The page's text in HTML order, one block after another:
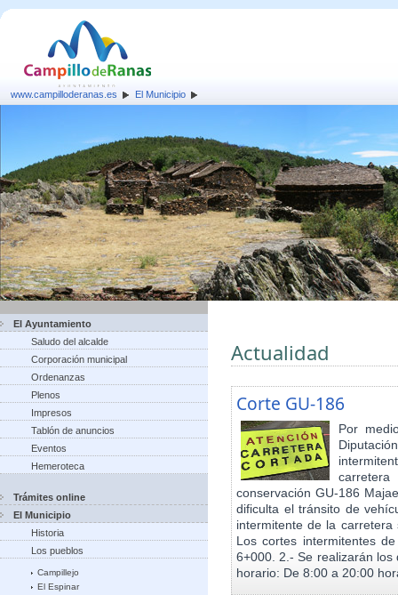
www.campilloderanas.es El Municipio
El Ayuntamiento
Saludo del alcalde
Corporación municipal
Ordenanzas
Plenos
Impresos
Tablón de anuncios
Eventos
Hemeroteca
Trámites online
El Municipio
Historia
Los pueblos
Campillejo
El Espinar
Actualidad
Corte GU-186
Por
conservación GU-186
dificulta el tránsito de
intermitente de la
Los cortes intermitentes
6+000. 2.- Se realizarán
horario: De 8:00 a 20:00